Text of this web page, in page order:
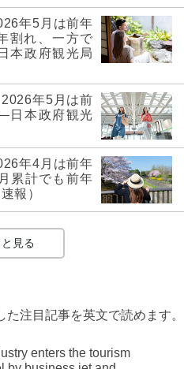
年5月は前年
割れ、一方で
政府観光局
2026年5月は前
本政府観光
年4月は前年
累計でも前年
報）
見る
注目記事を英文で読めます。
enters the tourism